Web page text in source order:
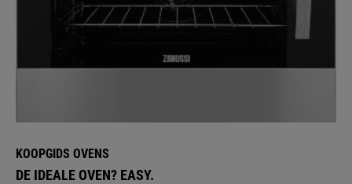
KOOPGIDS OVENS
DE IDEALE OVEN? EASY.